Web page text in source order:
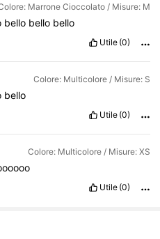
Marrone Cioccolato / Misure: M
bello bello bello
Utile (0)
Colore: Multicolore / Misure: S
bello
Utile (0)
Colore: Multicolore / Misure: XS
Utile (0)